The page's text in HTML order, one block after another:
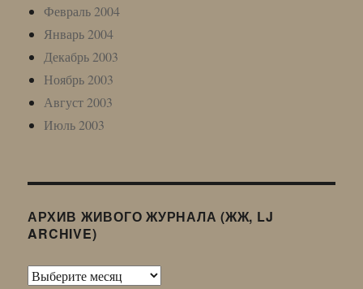
Февраль 2004
Январь 2004
Декабрь 2003
Ноябрь 2003
Август 2003
Июль 2003
АРХИВ ЖИВОГО ЖУРНАЛА (ЖЖ, LJ
ARCHIVE)
Архив